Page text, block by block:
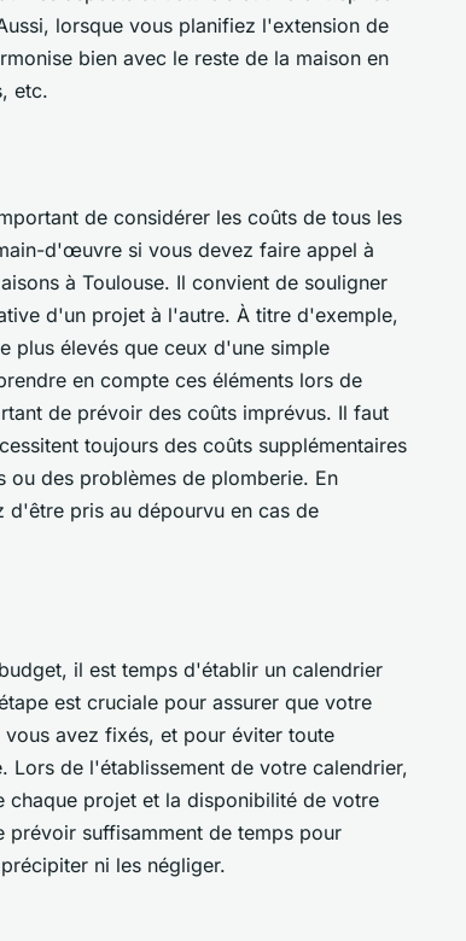
lorsque vous planifiez l'extension de
bien avec le reste de la maison en
etc.
de considérer les coûts de tous les
d'œuvre si vous devez faire appel à
à Toulouse. Il convient de souligner
d'un projet à l'autre. À titre d'exemple,
plus élevés que ceux d'une simple
en compte ces éléments lors de
de prévoir des coûts imprévus. Il faut
toujours des coûts supplémentaires
ou des problèmes de plomberie. En
d'être pris au dépourvu en cas de
il est temps d'établir un calendrier
est cruciale pour assurer que votre
vous avez fixés, et pour éviter toute
Lors de l'établissement de votre calendrier,
chaque projet et la disponibilité de votre
prévoir suffisamment de temps pour
ni les négliger.